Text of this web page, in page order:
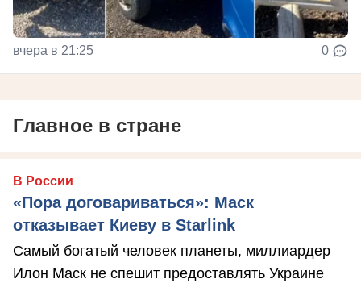
вчера в 21:25 0
Главное в стране
В России
«Пора договариваться»: Маск
отказывает Киеву в Starlink
Самый богатый человек планеты, миллиардер
Илон Маск не спешит предоставлять Украине